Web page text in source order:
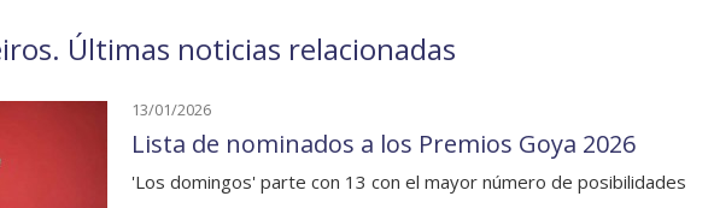
Últimas noticias relacionadas
13/01/2026
Lista de nominados a los Premios Goya 2026
'​​Los domingos' parte con 13 con el mayor número de posibilidades